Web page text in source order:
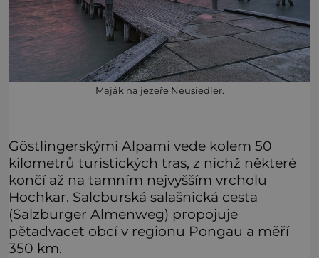
Maják na jezeře Neusiedler.
Göstlingerskými Alpami vede kolem 50
kilometrů turistických tras, z nichž některé
končí až na tamním nejvyšším vrcholu
Hochkar. Salcburská salašnická cesta
(Salzburger Almenweg) propojuje
pětadvacet obcí v regionu Pongau a měří
350 km.